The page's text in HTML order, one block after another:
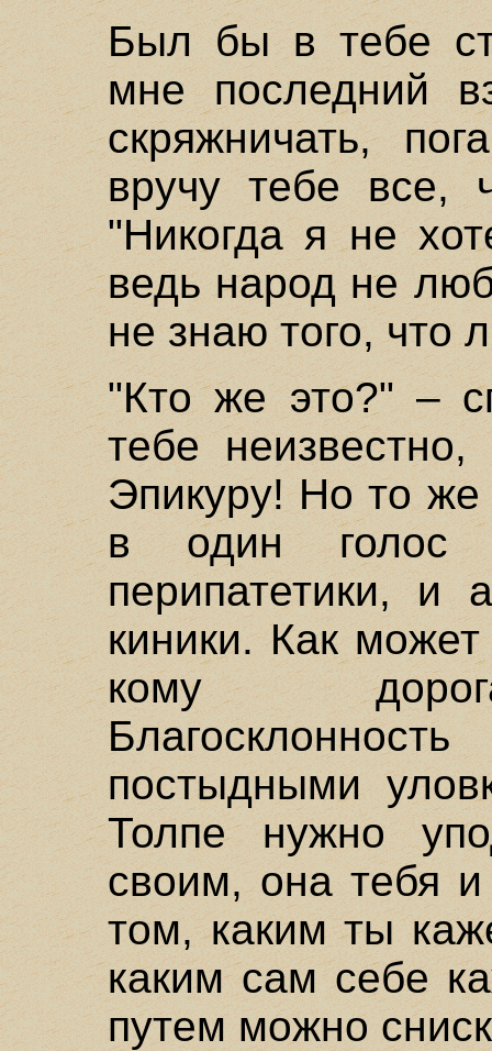
Был бы в тебе
мне последний
скряжничать,
вручу тебе все,
"Никогда я не
ведь народ не
не знаю того, что
"Кто же это?" –
тебе
Эпикуру! Но то же
в один
перипатетики, и
киники. Как
кому
постыдными
Толпе нужно
своим, она тебя
том, каким ты
каким сам себе
путем можно